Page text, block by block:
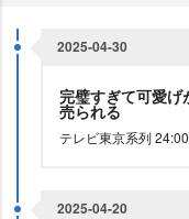
2025-04-30
完璧すぎて可愛
売られる
テレビ東京系列
2025-04-20